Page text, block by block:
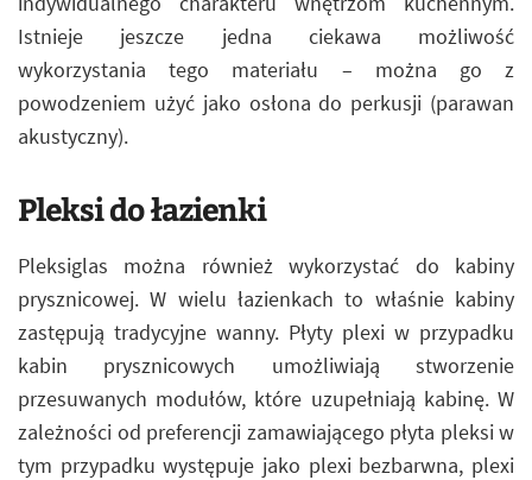
Istnieje jeszcze jedna ciekawa możliwość
wykorzystania tego materiału – można go z
powodzeniem użyć jako osłona do perkusji (parawan
akustyczny).
Pleksi do łazienki
Pleksiglas można również wykorzystać do kabiny
prysznicowej. W wielu łazienkach to właśnie kabiny
zastępują tradycyjne wanny. Płyty plexi w przypadku
kabin prysznicowych umożliwiają stworzenie
przesuwanych modułów, które uzupełniają kabinę. W
zależności od preferencji zamawiającego płyta pleksi w
tym przypadku występuje jako plexi bezbarwna, plexi